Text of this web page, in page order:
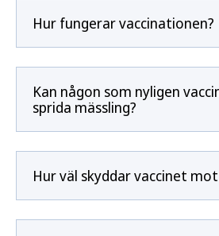
Hur fungerar vaccinationen?
Kan någon som nyligen
sprida mässling?
Hur väl skyddar vaccinet